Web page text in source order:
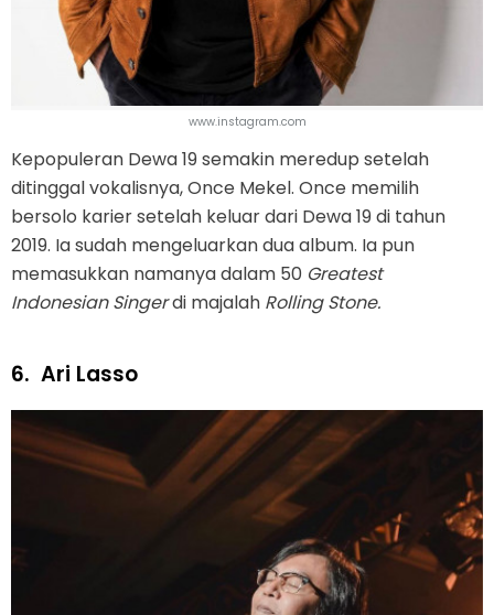
www.instagram.com
Kepopuleran Dewa 19 semakin meredup setelah
ditinggal vokalisnya, Once Mekel. Once memilih
bersolo karier setelah keluar dari Dewa 19 di tahun
2019. Ia sudah mengeluarkan dua album. Ia pun
memasukkan namanya dalam 50 Greatest
Indonesian Singerdi majalah Rolling Stone.
6. Ari Lasso